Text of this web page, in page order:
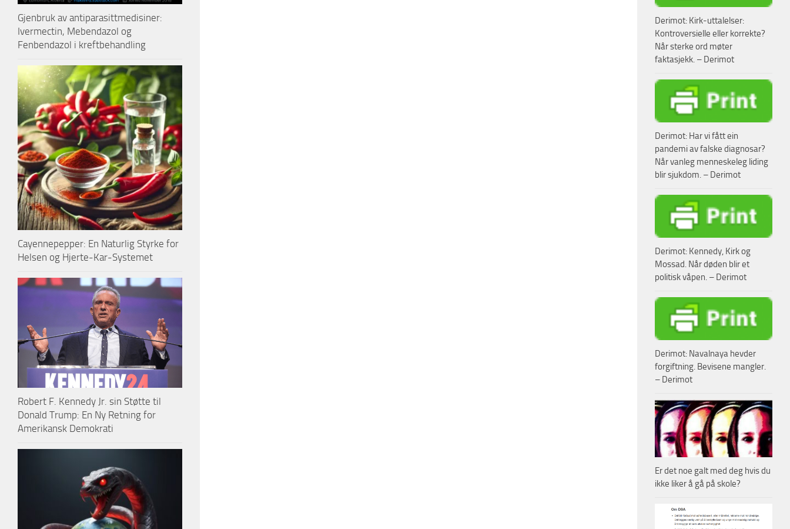
Gjenbruk av antiparasittmedisiner:
Ivermectin, Mebendazol og
Fenbendazol i kreftbehandling
Cayennepepper: En Naturlig Styrke for
Helsen og Hjerte-Kar-Systemet
Robert F. Kennedy Jr. sin Støtte til
Donald Trump: En Ny Retning for
Amerikansk Demokrati
Derimot: Kirk-uttalelser:
Kontroversielle eller korrekte?
Når sterke ord møter
faktasjekk. – Derimot
Derimot: Har vi fått ein
pandemi av falske diagnosar?
Når vanleg menneskeleg liding
blir sjukdom. – Derimot
Derimot: Kennedy, Kirk og
Mossad. Når døden blir et
politisk våpen. – Derimot
Derimot: Navalnaya hevder
forgiftning. Bevisene mangler.
– Derimot
Er det noe galt med deg hvis du
ikke liker å gå på skole?